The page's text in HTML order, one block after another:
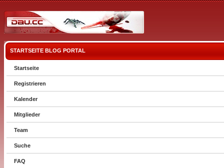
STARTSEITE BLOG PORTAL
Startseite
Registrieren
Kalender
Mitglieder
Team
Suche
FAQ